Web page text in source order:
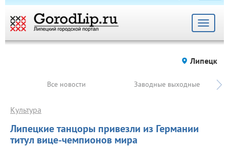
Toggle
Липецк
Все новости Заводные выходные
Липецкие танцоры привезли из Германии
титул вице-чемпионов мира
Культура